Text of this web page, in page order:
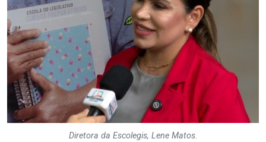
Diretora da Escolegis, Lene Matos.